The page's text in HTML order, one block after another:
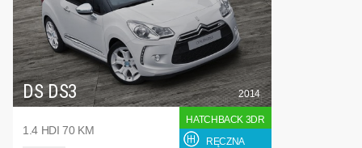
DS DS3
1.4 HDI 70 KM
2014
HATCHBACK 3DR
RĘCZNA